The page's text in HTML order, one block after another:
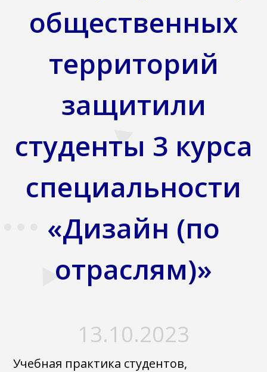
общественных
территорий
защитили
студенты 3 курса
специальности
«Дизайн (по
отраслям)»
13.10.2023
Учебная практика студентов,